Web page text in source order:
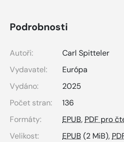
Podrobnosti
Autoři:
Carl Spitteler
Vydavatel:
Európa
Vydáno:
2025
Počet stran:
136
Formáty:
EPUB, PDF pro
Velikost:
EPUB (2 MiB),